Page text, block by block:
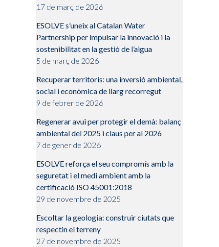
17 de març de 2026
ESOLVE s’uneix al Catalan Water
Partnership per impulsar la innovació i la
sostenibilitat en la gestió de l’aigua
5 de març de 2026
Recuperar territoris: una inversió ambiental,
social i econòmica de llarg recorregut
9 de febrer de 2026
Regenerar avui per protegir el demà: balanç
ambiental del 2025 i claus per al 2026
7 de gener de 2026
ESOLVE reforça el seu compromís amb la
seguretat i el medi ambient amb la
certificació ISO 45001:2018
29 de novembre de 2025
Escoltar la geologia: construir ciutats que
respectin el terreny
27 de novembre de 2025